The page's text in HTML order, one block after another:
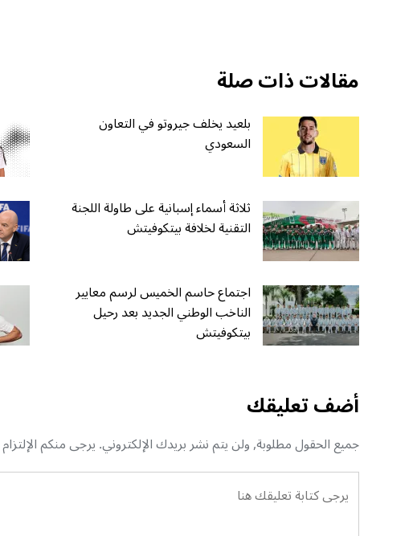
مقالات ذات صلة
بلعيد يخلف جيروتو في التعاون
السعودي
ثلاثة أسماء إسبانية على طاولة اللجنة
التقنية لخلافة بيتكوفيتش
اجتماع حاسم الخميس لرسم معايير
الناخب الوطني الجديد بعد رحيل
بيتكوفيتش
أضف تعليقك
جميع الحقول مطلوبة, ولن يتم نشر بريدك الإلكتروني. يرجى منكم الإلتزام